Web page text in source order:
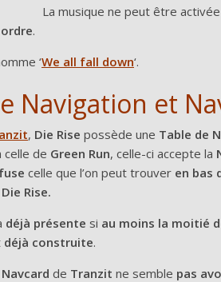
La musique ne peut être activée
.
‘We all fall down‘.
Navigation et
, Die Rise possède une Table de
celle de Green Run, celle-ci accepte la
celle que l’on peut trouver en bas
Rise.
déjà présente si au moins la moitié
déjà construite.
Navcard de Tranzit ne semble pas